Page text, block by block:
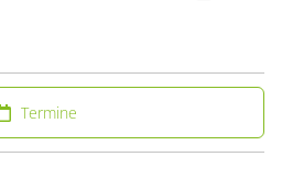
Termine